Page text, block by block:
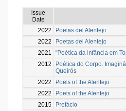
Issue
Date
2022
Poetas del Alentejo
2022
Poetas del Alentejo
2021
"Poética da infância em
2012
Poética do Corpo.
Queirós
2022
Poets of the Alentejo
2022
Poets of the Alentejo
2015
Prefácio